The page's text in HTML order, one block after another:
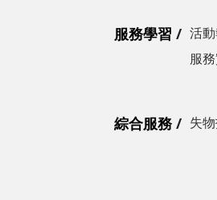
服務學習 活
服
綜合服務 失